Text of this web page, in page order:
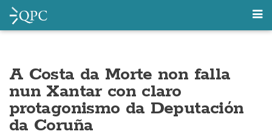
A Costa da Morte non falla
nun Xantar con claro
protagonismo da Deputación
da Coruña